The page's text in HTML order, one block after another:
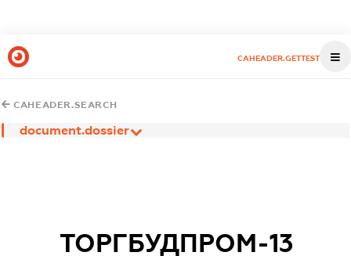
CAHEADER.GETTEST
CAHEADER.SEARCH
document.dossier
ТОРГБУДПРОМ-13